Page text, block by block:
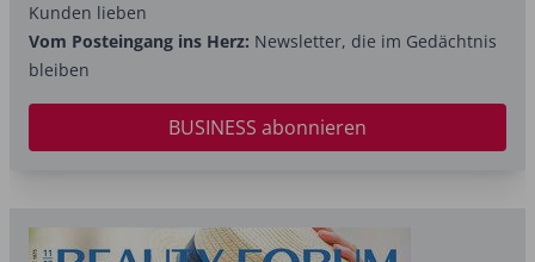
Kunden lieben
Vom Posteingang ins Herz: Newsletter, die im Gedächtnis
bleiben
BUSINESS abonnieren